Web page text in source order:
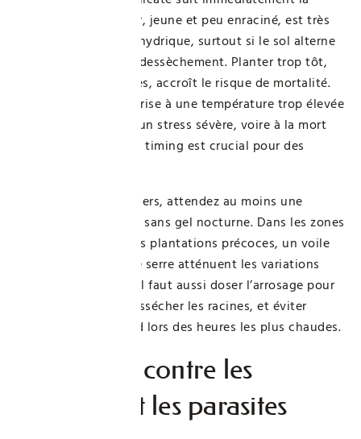
plantation. Le fraisier, jeune et peu enraciné, est très
vulnérable au stress hydrique, surtout si le sol alterne
entre excès d’eau et dessèchement. Planter trop tôt,
avant la fin des gelées, accroît le risque de mortalité.
En revanche, une reprise à une température trop élevée
expose les racines à un stress sévère, voire à la mort
du plant. Ce souci de timing est crucial pour des
Pour limiter ces dangers, attendez au moins une
semaine consécutive sans gel nocturne. Dans les zones
venteuses ou pour les plantations précoces, un voile
de protection ou une serre atténuent les variations
climatiques. En pot, il faut aussi doser l’arrosage pour
ne ni asphyxier ni dessécher les racines, et éviter
l’exposition plein sud lors des heures les plus chaudes.
Protection contre les
maladies et les parasites